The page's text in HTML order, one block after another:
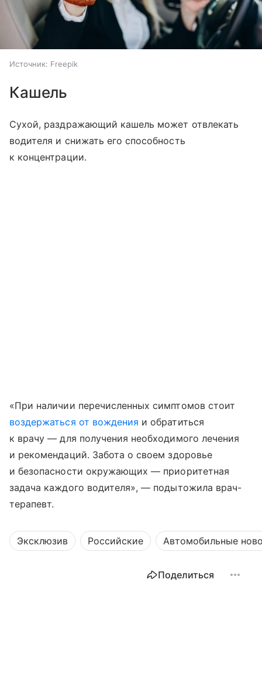
Источник: Freepik
Кашель
Сухой, раздражающий кашель может отвлекать
водителя и снижать его способность
к концентрации.
«При наличии перечисленных симптомов стоит
воздержаться от вождения и обратиться
к врачу — для получения необходимого лечения
и рекомендаций. Забота о своем здоровье
и безопасности окружающих — приоритетная
задача каждого водителя», — подытожила врач-
терапевт.
Эксклюзив Российские Автомобильные
Поделиться